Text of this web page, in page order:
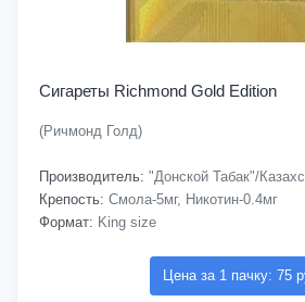
Сигареты Richmond Gold Edition
(Ричмонд Голд)
Производитель: "Донской Табак"/
Крепость: Смола-5мг, Никотин-0.4мг
Формат: King size
Цена за 1 пачку: 75